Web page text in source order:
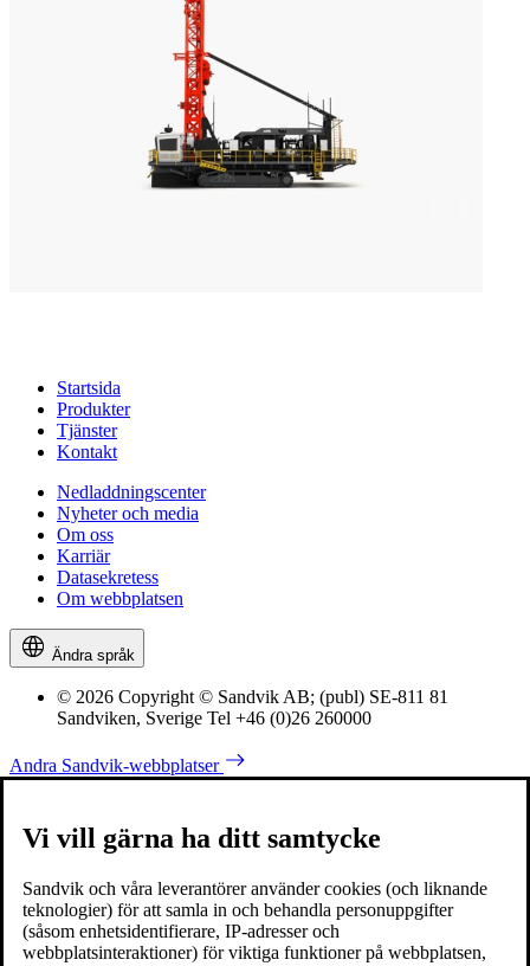
Startsida
Produkter
Tjänster
Kontakt
Nedladdningscenter
Nyheter och media
Om oss
Karriär
Datasekretess
Om webbplatsen
Ändra språk
© 2026 Copyright © Sandvik AB; (publ) SE-811 81
Sandviken, Sverige Tel +46 (0)26 260000
Andra Sandvik-webbplatser
Vi vill gärna ha ditt samtycke
Sandvik och våra leverantörer använder cookies (och liknande
teknologier) för att samla in och behandla personuppgifter
(såsom enhetsidentifierare, IP-adresser och
webbplatsinteraktioner) för viktiga funktioner på webbplatsen,